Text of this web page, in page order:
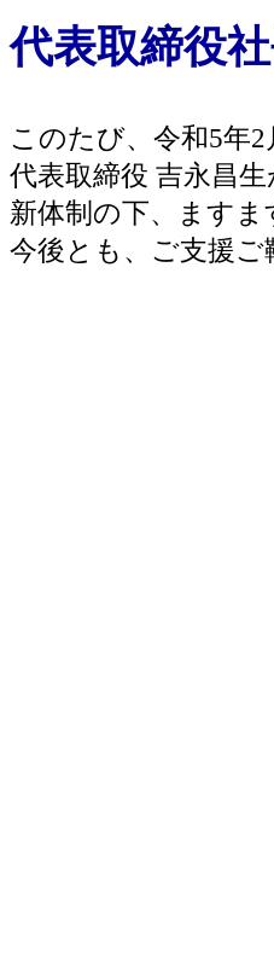
代表取締役
このたび、令和5年2
代表取締役 吉永昌
新体制の下、ます
今後とも、ご支援